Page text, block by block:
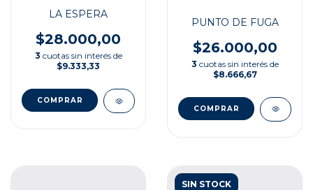
LA ESPERA
$28.000,00
3 cuotas sin interés de
$9.333,33
PUNTO DE FUGA
$26.000,00
3 cuotas sin interés de
$8.666,67
SIN STOCK